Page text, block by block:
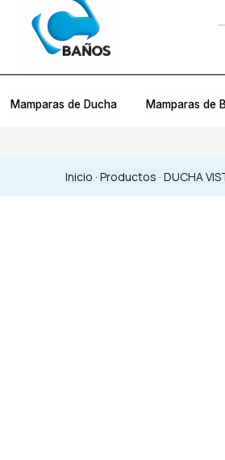
Mamparas de Ducha Mamparas de
Inicio · Productos · DUCHA